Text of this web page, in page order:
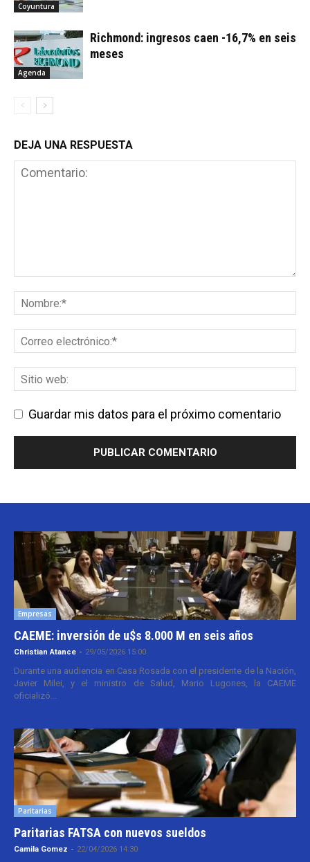
Coyuntura
Agenda
Richmond: ingresos caen -16,7% en seis
meses
DEJA UNA RESPUESTA
Guardar mis datos para el próximo comentario
Empresas
CAEME: inversión de u$s 8.000 M en seis años
Christian Atance - 29/05/2026 15:00
Durante una audiencia en Casa Rosada con el presidente de la Nación,
Javier Milei, y el ministro de Salud, Mario Lugones, la CAEME
oficializó...
Paritarias
Paritarias FATSA con nuevos sueldos
Camila Gomez - 22/04/2026 14:30